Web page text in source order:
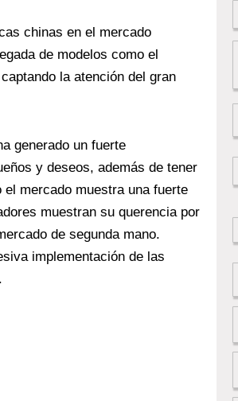
chinas en el mercado
de modelos como el
la atención del gran
generado un fuerte
y deseos, además de tener
mercado muestra una fuerte
muestran su querencia por
de segunda mano.
implementación de las